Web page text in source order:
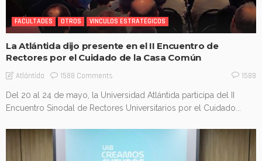
FACULTADES OTROS VINCULOS ESTRATÉGICOS
La Atlántida dijo presente en el II Encuentro de
Rectores por el Cuidado de la Casa Común
Atlántida 1588 Comments 1588
Del 20 al 24 de mayo, la Universidad Atlántida participa del II
Encuentro Sinodal de Rectores Universitarios por el Cuidado...